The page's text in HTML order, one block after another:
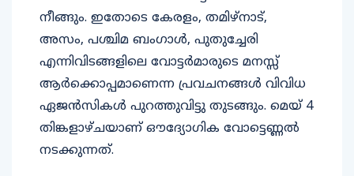
നീങ്ങും. ഇതോടെ കേരളം, തമിഴ്‌നാട്,
അസം, പശ്ചിമ ബംഗാൾ, പുതുച്ചേരി
എന്നിവിടങ്ങളിലെ വോട്ടർമാരുടെ മനസ്സ്
ആർക്കൊപ്പമാണെന്ന പ്രവചനങ്ങൾ വിവിധ
ഏജൻസികൾ പുറത്തുവിട്ടു തുടങ്ങും. മെയ് 4
തിങ്കളാഴ്ചയാണ് ഔദ്യോഗിക വോട്ടെണ്ണൽ
നടക്കുന്നത്.